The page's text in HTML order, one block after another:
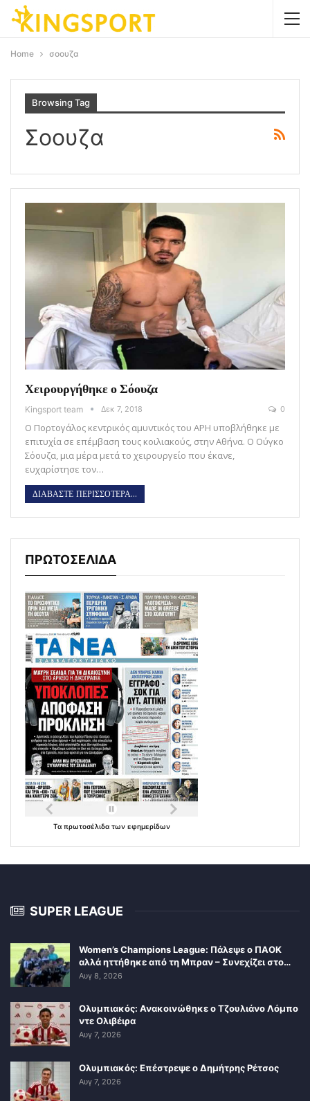
Home σοουζα
Browsing Tag
Σοουζα
Χειρουργήθηκε ο Σόουζα
Kingsport team Δεκ 7, 2018 0
Ο Πορτογάλος κεντρικός αμυντικός του ΑΡΗ υποβλήθηκε με
επιτυχία σε επέμβαση τους κοιλιακούς, στην Αθήνα. Ο Ούγκο
Σόουζα, μια μέρα μετά το χειρουργείο που έκανε,
ευχαρίστησε τον…
ΔΙΑΒΑΣΤΕ ΠΕΡΙΣΣΟΤΕΡΑ...
ΠΡΩΤΟΣΕΛΙΔΑ
Τα πρωτοσέλιδα των εφημερίδων
SUPER LEAGUE
Women’s Champions League: Πάλεψε ο ΠΑΟΚ
αλλά ηττήθηκε από τη Μπραν – Συνεχίζει στο…
Αυγ 8, 2026
Ολυμπιακός: Ανακοινώθηκε ο Τζουλιάνο Λόμπο
ντε Ολιβέιρα
Αυγ 7, 2026
Ολυμπιακός: Επέστρεψε ο Δημήτρης Ρέτσος
Αυγ 7, 2026